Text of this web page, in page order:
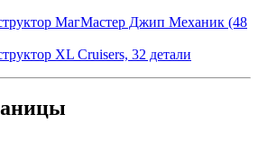
МагМастер Джип Механик (48
XL Cruisers, 32 детали